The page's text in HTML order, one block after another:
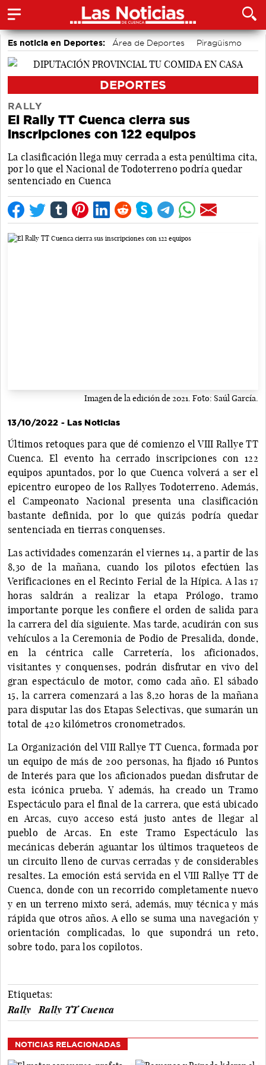
Es noticia en Deportes: Área de Deportes
Piragüismo
Motor
Bolos conquenses
DEPORTES
RALLY
El Rally TT Cuenca cierra sus
inscripciones con 122 equipos
La clasificación llega muy cerrada a esta penúltima cita,
por lo que el Nacional de Todoterreno podría quedar
sentenciado en Cuenca
Imagen de la edición de 2021. Foto: Saúl García.
13/10/2022 - Las Noticias
Últimos retoques para que dé comienzo el VIII Rallye TT
Cuenca. El evento ha cerrado inscripciones con 122
equipos apuntados, por lo que Cuenca volverá a ser el
epicentro europeo de los Rallyes Todoterreno. Además,
el Campeonato Nacional presenta una clasificación
bastante definida, por lo que quizás podría quedar
sentenciada en tierras conquenses.
Las actividades comenzarán el viernes 14, a partir de las
8,30 de la mañana, cuando los pilotos efectúen las
Verificaciones en el Recinto Ferial de la Hípica. A las 17
horas saldrán a realizar la etapa Prólogo, tramo
importante porque les confiere el orden de salida para
la carrera del día siguiente. Mas tarde, acudirán con sus
vehículos a la Ceremonia de Podio de Presalida, donde,
en la céntrica calle Carretería, los aficionados,
visitantes y conquenses, podrán disfrutar en vivo del
gran espectáculo de motor, como cada año. El sábado
15, la carrera comenzará a las 8,20 horas de la mañana
para disputar las dos Etapas Selectivas, que sumarán un
total de 420 kilómetros cronometrados.
La Organización del VIII Rallye TT Cuenca, formada por
un equipo de más de 200 personas, ha fijado 16 Puntos
de Interés para que los aficionados puedan disfrutar de
esta icónica prueba. Y además, ha creado un Tramo
Espectáculo para el final de la carrera, que está ubicado
en Arcas, cuyo acceso está justo antes de llegar al
pueblo de Arcas. En este Tramo Espectáculo las
mecánicas deberán aguantar los últimos traqueteos de
un circuito lleno de curvas cerradas y de considerables
resaltes. La emoción está servida en el VIII Rallye TT de
Cuenca, donde con un recorrido completamente nuevo
y en un terreno mixto será, además, muy técnica y más
rápida que otros años. A ello se suma una navegación y
orientación complicadas, lo que supondrá un reto,
sobre todo, para los copilotos.
Etiquetas:
Rally
Rally TT Cuenca
NOTICIAS RELACIONADAS